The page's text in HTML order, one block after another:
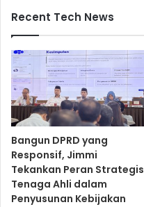
Recent Tech News
Bangun DPRD yang
Responsif, Jimmi
Tekankan Peran Strategis
Tenaga Ahli dalam
Penyusunan Kebijakan